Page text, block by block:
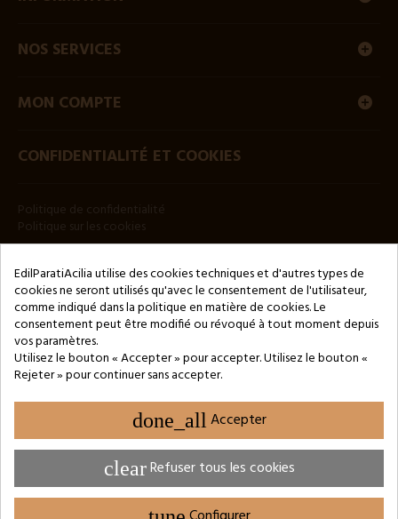
NOS SERVICES
MON COMPTE
CONFIDENTIALITÉ ET COOKIES
Copyright © 2024 by 3Enne s.r.l.s. P.IVA/C.F.: 13466181008
Numéro d'enregistrement REA : RM-1449325 - Registre du
Commerce de Rome
Website Developed by M.Borzacchini - TestSide
EdilParatiAcilia utilise des cookies techniques et d'autres types de
cookies ne seront utilisés qu'avec le consentement de l'utilisateur,
comme indiqué dans la politique en matière de cookies. Le
consentement peut être modifié ou révoqué à tout moment depuis
vos paramètres.
Utilisez le bouton « Accepter » pour accepter. Utilisez le bouton «
Rejeter » pour continuer sans accepter.
done_all Accepter
clearRefuser tous les cookies